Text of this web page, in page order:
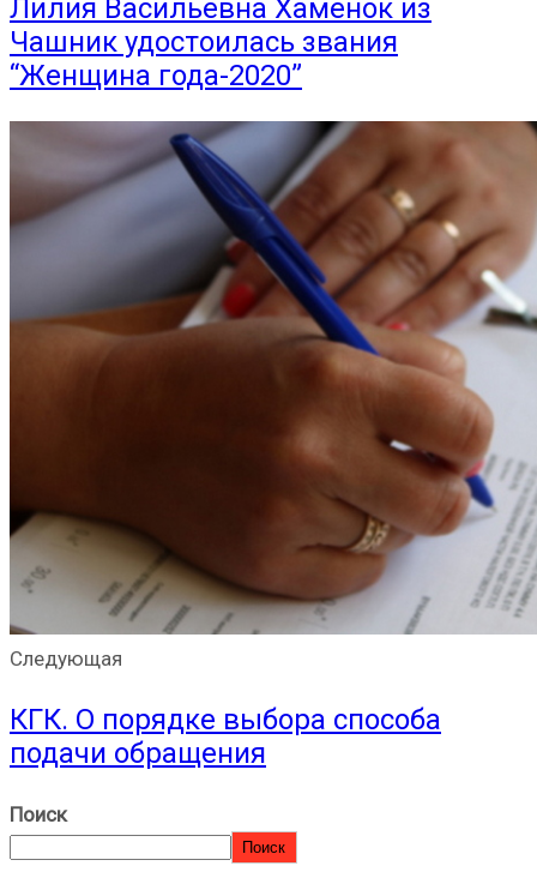
Лилия Васильевна Хаменок из
Чашник удостоилась звания
“Женщина года-2020”
Следующая
КГК. О порядке выбора способа
подачи обращения
Поиск
Поиск